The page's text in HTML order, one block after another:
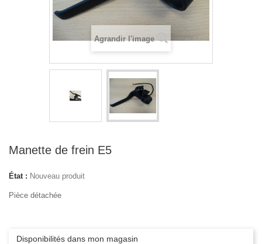
Agrandir l'image
Manette de frein E5
État : Nouveau produit
Pièce détachée
Disponibilités dans mon magasin